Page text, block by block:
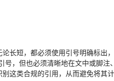
长短，都必须使用引号明确标出
，但也必须清晰地在文中或脚注
这类合规的引用，从而避免将其